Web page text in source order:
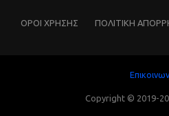
ΌΡΟΙ ΧΡΗΣΗΣ ΠΟΛΙΤΙΚΗ
Copyright © 2019-